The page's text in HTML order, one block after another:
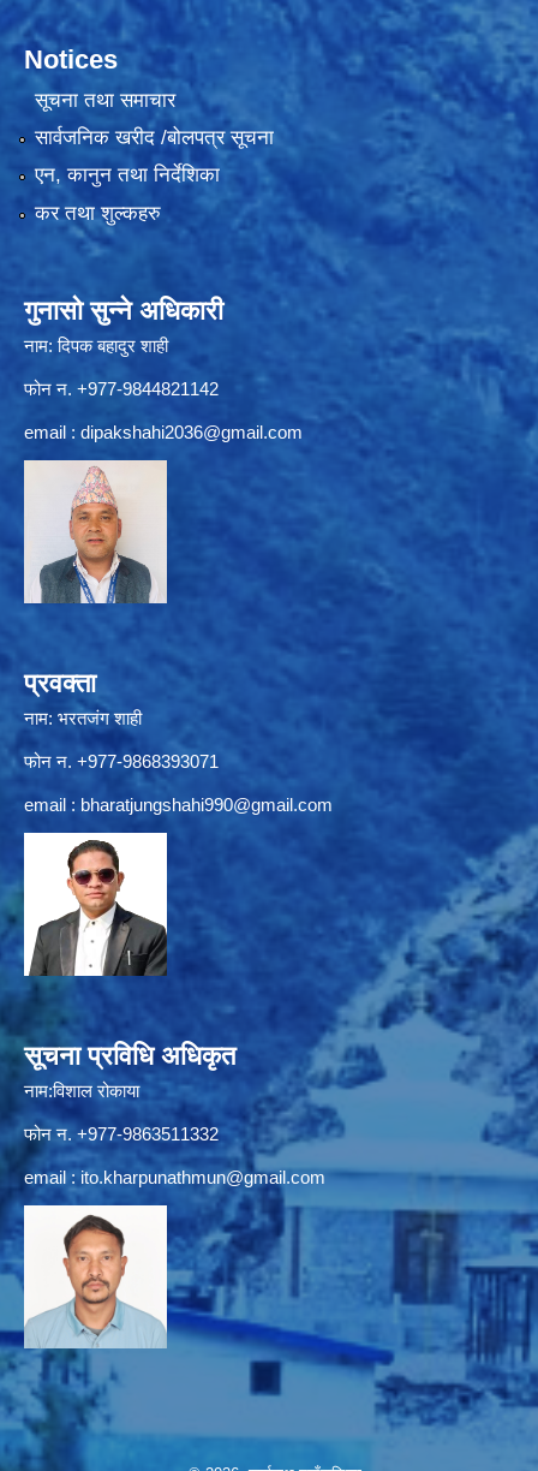
Notices
सूचना तथा समाचार
सार्वजनिक खरीद /बोलपत्र सूचना
एन, कानुन तथा निर्देशिका
कर तथा शुल्कहरु
गुनासो सुन्ने अधिकारी
नाम: दिपक बहादुर शाही
फोन न. +977-9844821142
email : dipakshahi2036@gmail.com
प्रवक्ता
नाम: भरतजंग शाही
फोन न. +977-9868393071
email : bharatjungshahi990@gmail.com
सूचना प्रविधि अधिकृत
नाम:विशाल रोकाया
फोन न. +977-9863511332
email : ito.kharpunathmun@gmail.com